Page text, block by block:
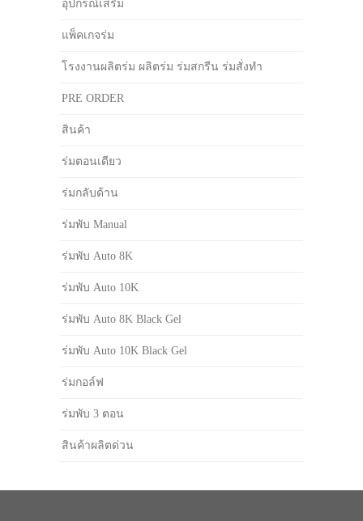
อุปกรณ์เสริม
แพ็คเกจร่ม
โรงงานผลิตร่ม ผลิตร่ม ร่มสกรีน ร่มสั่งทำ
PRE ORDER
สินค้า
ร่มตอนเดียว
ร่มกลับด้าน
ร่มพับ Manual
ร่มพับ Auto 8K
ร่มพับ Auto 10K
ร่มพับ Auto 8K Black Gel
ร่มพับ Auto 10K Black Gel
ร่มกอล์ฟ
ร่มพับ 3 ตอน
สินค้าผลิตด่วน